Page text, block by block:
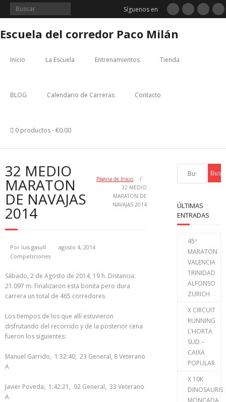
Saltar
Síguenos en
Escuela del corredor Paco Milán
Inicio La Escuela Entrenamientos Tienda
BLOG Calendario de Carreras Contacto
0 productos €0.00
32 MEDIO
MARATON
DE NAVAJAS
2014
Página de Inicio
/
32 MEDIO
MARATON DE
NAVAJAS 2014
Por luis gasull
agosto 4, 2014
Competiciones
Sábado, 2 de Agosto de 2014, 19 h. Distancia:
21.097 m. Finalizaron esta bonita pero dura
carrera un total de 465 corredores.
Los tiempos de los que allí estuvieron
disfrutando del recorrido y de la posterior cena
fueron los siguientes:
Manuel Garrido, 1:32:40, 23 General, 8 Veterano
A
Javier Poveda, 1:42:21, 92 General, 33 Veterano
A
ÚLTIMAS
ENTRADAS
45º
MARATON
VALENCIA
TRINIDAD
ALFONSO
ZURICH
X CIRCUIT
RUNNING
L’HORTA
SUD –
CAIXA
POPULAR
X 10K
DINOSAURIS
MONCADA